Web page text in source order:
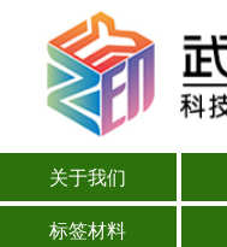
关于我们
标签材料